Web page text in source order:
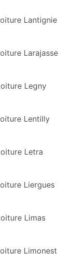
Lantignie
Larajasse
Legny
Lentilly
Letra
Liergues
Limas
Limonest